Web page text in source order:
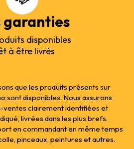
garanties
disponibles
à être livrés
que les produits présents sur
sont disponibles. Nous assurons
clairement identifiées et
livrées dans les plus brefs.
en commandant en même temps
pinceaux, peintures et autres.